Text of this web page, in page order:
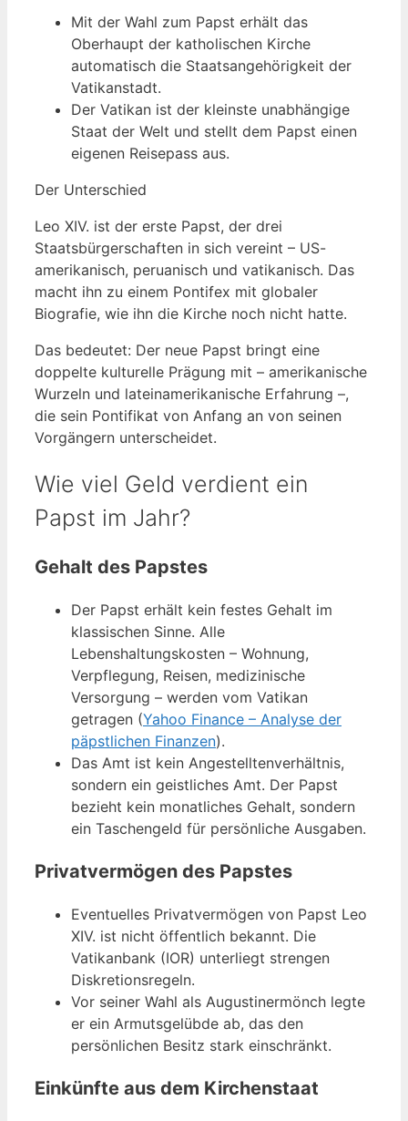
Mit der Wahl zum Papst erhält das
Oberhaupt der katholischen Kirche
automatisch die Staatsangehörigkeit der
Vatikanstadt.
Der Vatikan ist der kleinste unabhängige
Staat der Welt und stellt dem Papst einen
eigenen Reisepass aus.
Der Unterschied
Leo XIV. ist der erste Papst, der drei
Staatsbürgerschaften in sich vereint – US-
amerikanisch, peruanisch und vatikanisch. Das
macht ihn zu einem Pontifex mit globaler
Biografie, wie ihn die Kirche noch nicht hatte.
Das bedeutet: Der neue Papst bringt eine
doppelte kulturelle Prägung mit – amerikanische
Wurzeln und lateinamerikanische Erfahrung –,
die sein Pontifikat von Anfang an von seinen
Vorgängern unterscheidet.
Wie viel Geld verdient ein
Papst im Jahr?
Gehalt des Papstes
Der Papst erhält kein festes Gehalt im
klassischen Sinne. Alle
Lebenshaltungskosten – Wohnung,
Verpflegung, Reisen, medizinische
Versorgung – werden vom Vatikan
getragen (Yahoo Finance – Analyse der
päpstlichen Finanzen).
Das Amt ist kein Angestelltenverhältnis,
sondern ein geistliches Amt. Der Papst
bezieht kein monatliches Gehalt, sondern
ein Taschengeld für persönliche Ausgaben.
Privatvermögen des Papstes
Eventuelles Privatvermögen von Papst Leo
XIV. ist nicht öffentlich bekannt. Die
Vatikanbank (IOR) unterliegt strengen
Diskretionsregeln.
Vor seiner Wahl als Augustinermönch legte
er ein Armutsgelübde ab, das den
persönlichen Besitz stark einschränkt.
Einkünfte aus dem Kirchenstaat